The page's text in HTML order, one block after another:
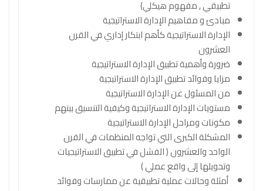
تطبيقي , مفهوم هيكلي)
مبادئ و مفاهيم الإدارة الاستراتيجية
الإدارة الاستراتيجية كأهم ابتكار إداري في القرن
العشرون
ضرورة وأهمية تطبيق الإدارة الاستراتيجية
مزايا وفوائد تطبيق الإدارة الاستراتيجية
من المسئول عن الإدارة الاستراتيجية
مستويات الإدارة الاستراتيجية وكيفية التنسيق بينهم
مكونات ومراحل الإدارة الاستراتيجية
المشكلة الكبرى التي تواجه المنظمات في القرن
الواحد والعشرون ( الفشل في تطبيق الاستراتيجيات
وتحويلها إلى واقع عملي )
أمثلة وحالات عملية تطبيقية عن ممارسات وفوائد